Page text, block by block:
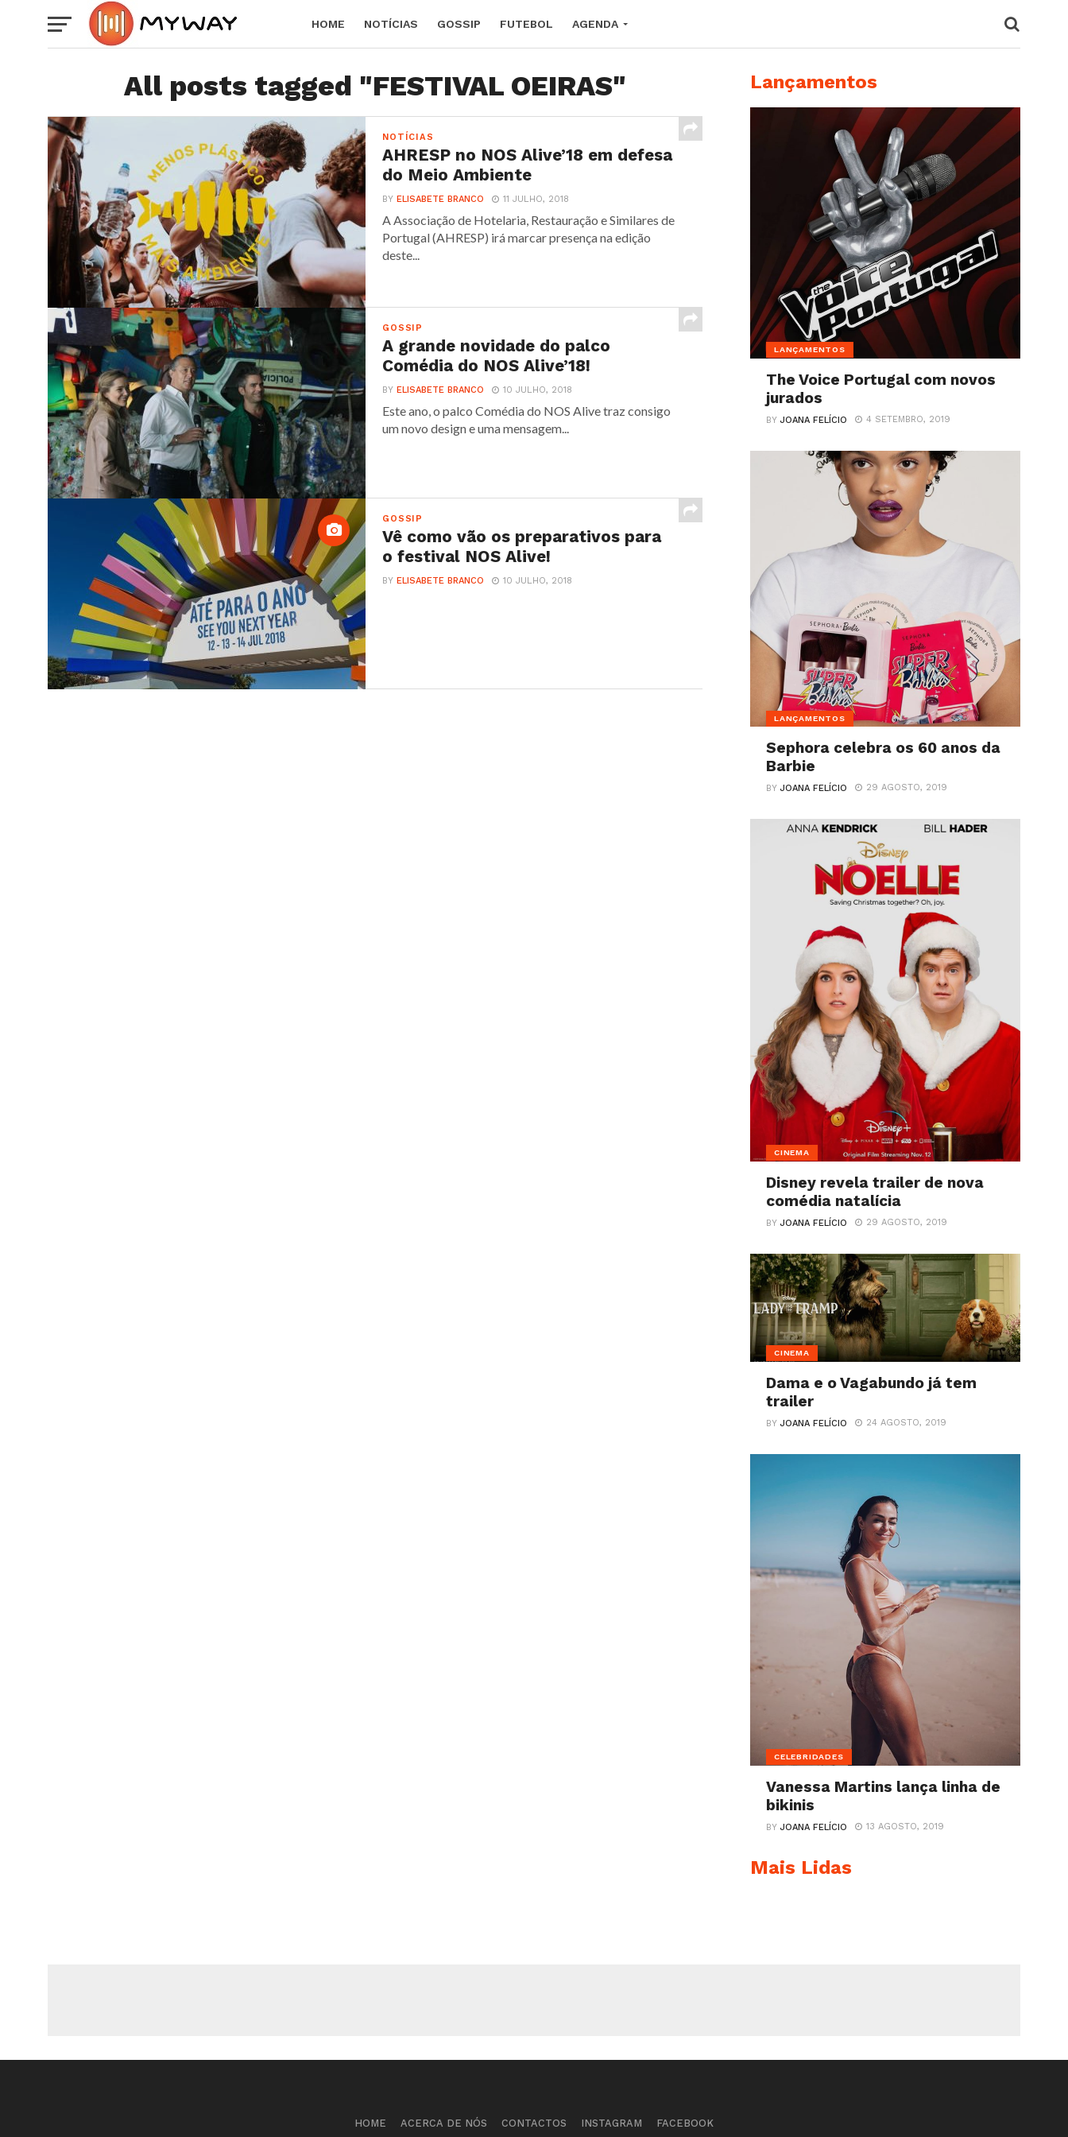
HOME NOTÍCIAS GOSSIP FUTEBOL AGENDA
All posts tagged "FESTIVAL OEIRAS"
NOTÍCIAS
AHRESP no NOS Alive’18 em defesa
do Meio Ambiente
BYELISABETE BRANCO 11 JULHO, 2018
A Associação de Hotelaria, Restauração e Similares de
Portugal (AHRESP) irá marcar presença na edição
deste...
GOSSIP
A grande novidade do palco
Comédia do NOS Alive’18!
BYELISABETE BRANCO 10 JULHO, 2018
Este ano, o palco Comédia do NOS Alive traz consigo
um novo design e uma mensagem...
GOSSIP
Vê como vão os preparativos para
o festival NOS Alive!
BYELISABETE BRANCO 10 JULHO, 2018
Lançamentos
LANÇAMENTOS
The Voice Portugal com novos
jurados
BYJOANA FELÍCIO 4 SETEMBRO, 2019
LANÇAMENTOS
Sephora celebra os 60 anos da
Barbie
BYJOANA FELÍCIO 29 AGOSTO, 2019
CINEMA
Disney revela trailer de nova
comédia natalícia
BYJOANA FELÍCIO 29 AGOSTO, 2019
CINEMA
Dama e o Vagabundo já tem
trailer
BYJOANA FELÍCIO 24 AGOSTO, 2019
CELEBRIDADES
Vanessa Martins lança linha de
bikinis
BYJOANA FELÍCIO 13 AGOSTO, 2019
Mais Lidas
HOME ACERCA DE NÓS CONTACTOS INSTAGRAM FACEBOOK